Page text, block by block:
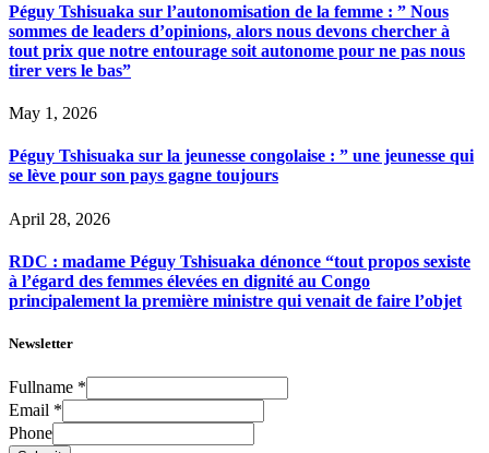
Péguy Tshisuaka sur l’autonomisation de la femme : ” Nous
sommes de leaders d’opinions, alors nous devons chercher à
tout prix que notre entourage soit autonome pour ne pas nous
tirer vers le bas”
May 1, 2026
Péguy Tshisuaka sur la jeunesse congolaise : ” une jeunesse qui
se lève pour son pays gagne toujours
April 28, 2026
RDC : madame Péguy Tshisuaka dénonce “tout propos sexiste
à l’égard des femmes élevées en dignité au Congo
principalement la première ministre qui venait de faire l’objet
Newsletter
Fullname *
Email *
Phone